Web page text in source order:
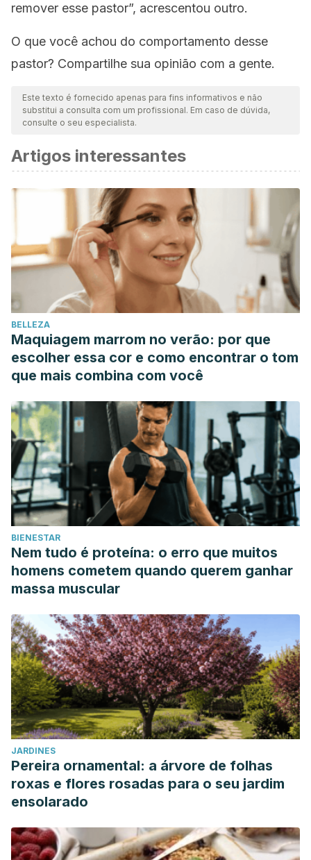
remover esse pastor”, acrescentou outro.
O que você achou do comportamento desse
pastor? Compartilhe sua opinião com a gente.
Este texto é fornecido apenas para fins informativos e não
substitui a consulta com um profissional. Em caso de dúvida,
consulte o seu especialista.
Artigos interessantes
BELLEZA
Maquiagem marrom no verão: por que
escolher essa cor e como encontrar o tom
que mais combina com você
BIENESTAR
Nem tudo é proteína: o erro que muitos
homens cometem quando querem ganhar
massa muscular
JARDINES
Pereira ornamental: a árvore de folhas
roxas e flores rosadas para o seu jardim
ensolarado